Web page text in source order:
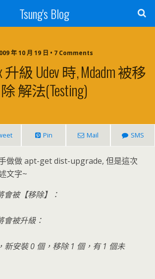
Tsung's Blog
年 10 月 19 日 • 7 Comments
升級 Udev 時, Mdadm 被移
除 解法(testing)
Pin Mail SMS
做做 apt-get dist-upgrade, 但是這次
文字~
會被【移除】：
會被升級：
新安裝 0 個，移除 1 個，有 1 個未